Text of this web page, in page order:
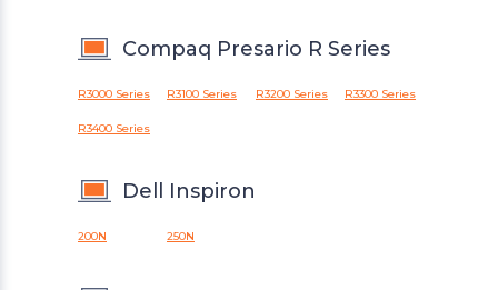
Compaq Presario R Series
R3000 Series R3100 Series R3200 Series R3300 Series
R3400 Series
Dell Inspiron
200N 250N